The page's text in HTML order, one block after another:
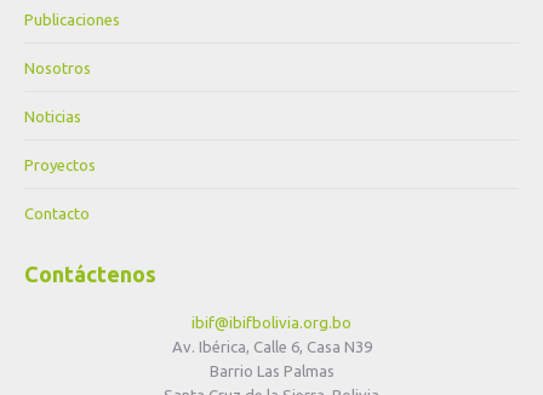
Publicaciones
Nosotros
Noticias
Proyectos
Contacto
Contáctenos
ibif@ibifbolivia.org.bo
Av. Ibérica, Calle 6, Casa N39
Barrio Las Palmas